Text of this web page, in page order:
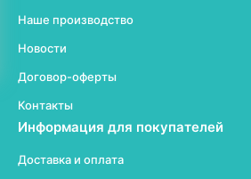
Наше производство
Новости
Договор-оферты
Контакты
Информация для покупателей
Доставка и оплата